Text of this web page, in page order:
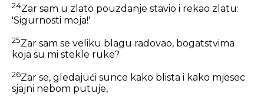
24Zar sam u zlato pouzdanje stavio i rekao zlatu:
'Sigurnosti moja!'
25Zar sam se veliku blagu radovao, bogatstvima
koja su mi stekle ruke?
26Zar se, gledajući sunce kako blista i kako mjesec
sjajni nebom putuje,